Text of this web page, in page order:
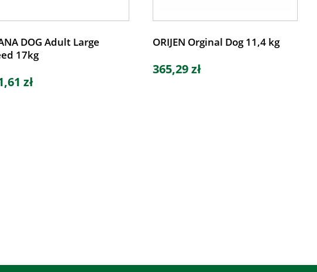
DOG Adult Large
17kg
zł
ORIJEN Orginal Dog 11,4 kg
365,29 zł